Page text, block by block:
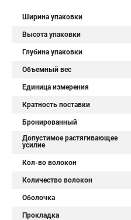
Ширина упаковки
Высота упаковки
Глубина упаковки
Объемный вес
Единица измерения
Кратность поставки
Бронированный
Допустимое растягивающее
усилие
Кол-во волокон
Количество волокон
Оболочка
Прокладка